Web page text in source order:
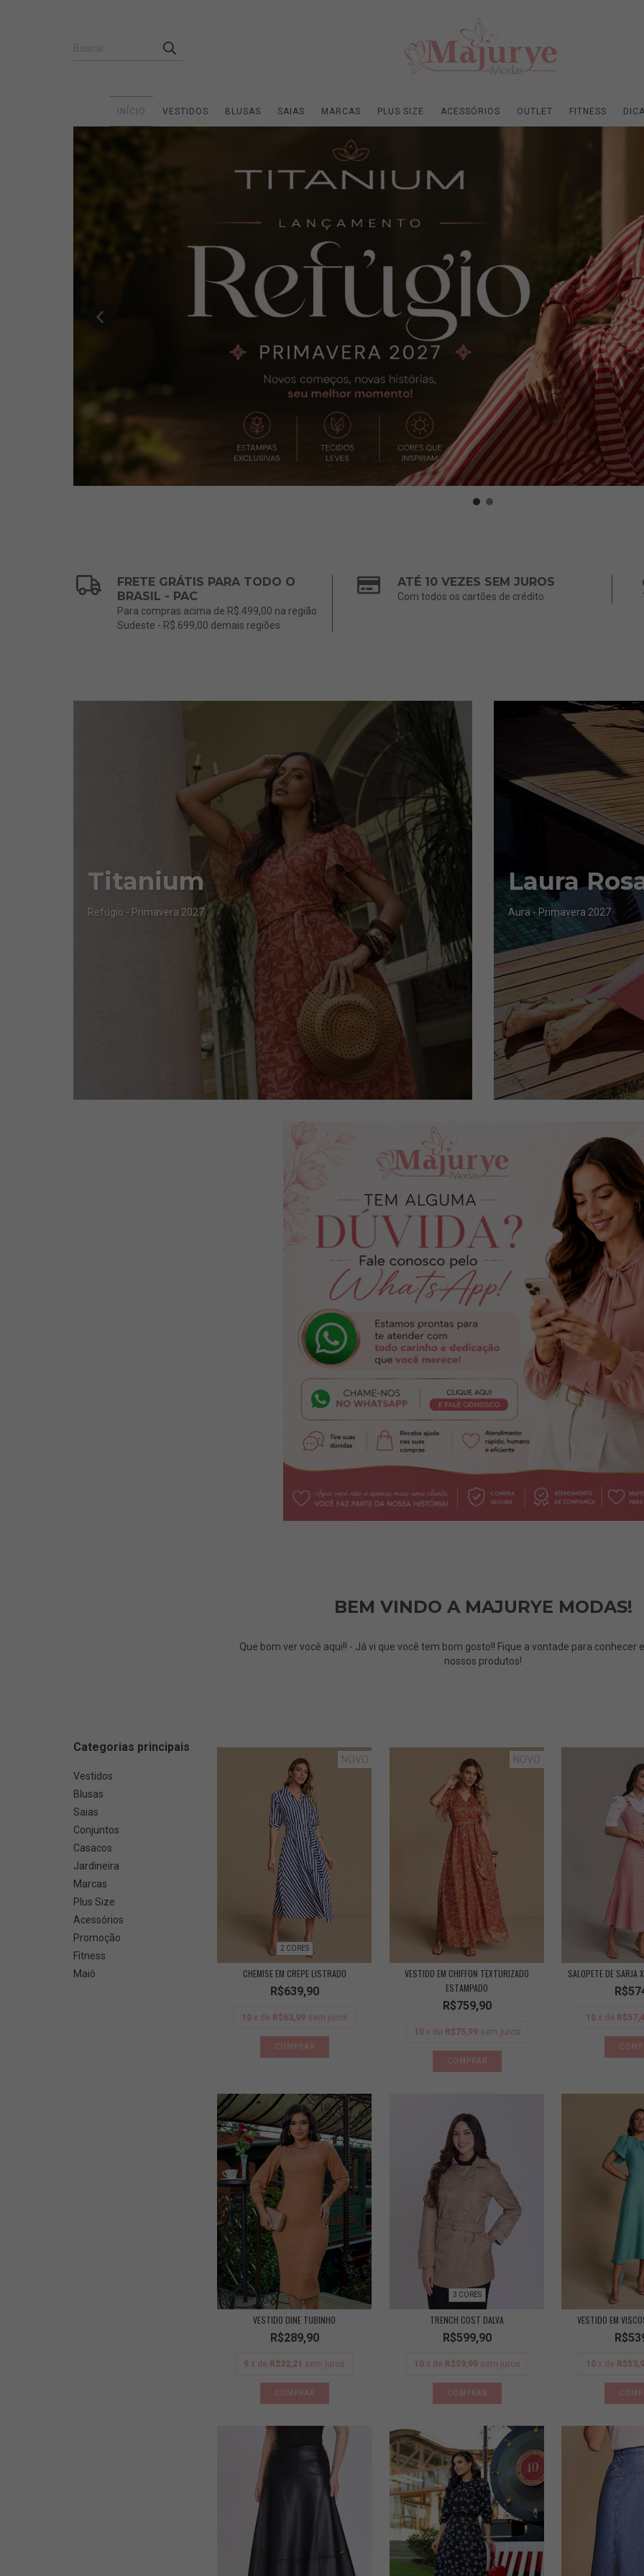
INÍCIO VESTIDOS BLUSAS SAIAS MARCAS PLUS SIZE ACESSÓRIOS OUTLET FITNESS
FRETE GRÁTIS PARA TODO O
BRASIL - PAC
Para compras acima de R$.499,00 na região
Sudeste - R$.699,00 demais regiões
ATÉ 10 VEZES SEM JUROS
Com todos os cartões de crédito
Titanium
Refúgio - Primavera 2027
Laura
Aura - Primavera 2027
BEM VINDO A MAJURYE MODAS!
Que bom ver você aqui!! - Já vi que você tem bom gosto!! Fique a vontade para conhecer e comprar todos os
nossos produtos!
Categorias principais
Vestidos
Blusas
Saias
Conjuntos
Casacos
Jardineira
Marcas
Plus Size
Acessórios
Promoção
Fitness
Maiô
NOVO
2 CORES
CHEMISE EM CREPE LISTRADO
R$639,90
10 x de R$63,99 sem juros
COMPRAR
NOVO
VESTIDO EM CHIFFON TEXTURIZADO
ESTAMPADO
R$759,90
10 x de R$75,99 sem juros
COMPRAR
SALOPETE DE SARJA
10 x de
VESTIDO DINE TUBINHO
R$289,90
9 x de R$32,21 sem juros
COMPRAR
3 CORES
TRENCH COST DALVA
R$599,90
10 x de R$59,99 sem juros
COMPRAR
VESTIDO EM
10 x de
Inscreva-se para receber novidades!